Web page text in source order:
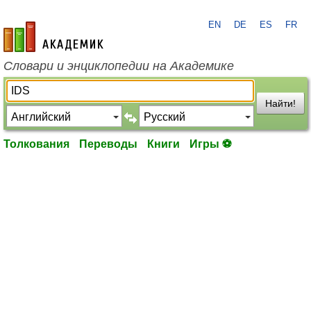
academic.ru
EN DE ES FR
Словари и энциклопедии на Академике
Найти!
Толкования Переводы Книги Игры ⚽